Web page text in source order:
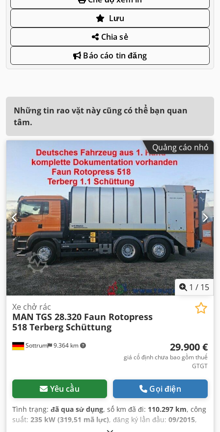
Lưu
Chia sẻ
Báo cáo tin đăng
Những tin rao vặt này cũng có thể bạn quan
tâm.
Quảng cáo nhỏ
1 / 15
Sottrum 9.364 km
Xe chở rác
MAN TGS 28.320 Faun Rotopress
518 Terberg Schüttung
29.900 €
giá cố định chưa bao gồm thuế
GTGT
Yêu cầu Gọi điện
Tình trạng: đã qua sử dụng, số km đã đi: 110.297 km, công
suất: 235 kW (319,51 mã lực), đăng ký lần đầu: 09/2015,
, trọng lượng không tải: